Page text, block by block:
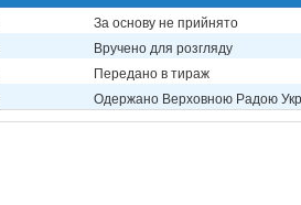
За основу не прийнято
Вручено для розгляду
Передано в тираж
Одержано Верховною Радою